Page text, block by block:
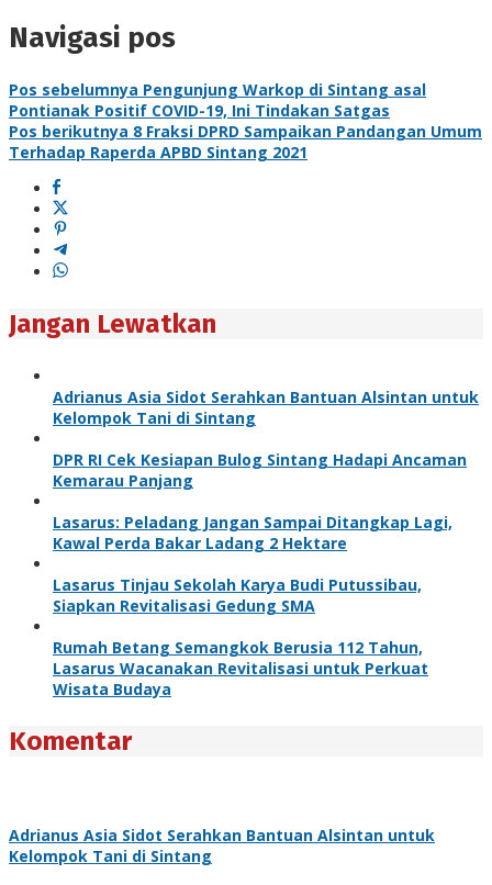
Navigasi pos
Pos sebelumnya Pengunjung Warkop di Sintang asal
Pontianak Positif COVID-19, Ini Tindakan Satgas
Pos berikutnya 8 Fraksi DPRD Sampaikan Pandangan Umum
Terhadap Raperda APBD Sintang 2021
Jangan Lewatkan
Adrianus Asia Sidot Serahkan Bantuan Alsintan untuk
Kelompok Tani di Sintang
DPR RI Cek Kesiapan Bulog Sintang Hadapi Ancaman
Kemarau Panjang
Lasarus: Peladang Jangan Sampai Ditangkap Lagi,
Kawal Perda Bakar Ladang 2 Hektare
Lasarus Tinjau Sekolah Karya Budi Putussibau,
Siapkan Revitalisasi Gedung SMA
Rumah Betang Semangkok Berusia 112 Tahun,
Lasarus Wacanakan Revitalisasi untuk Perkuat
Wisata Budaya
Komentar
Adrianus Asia Sidot Serahkan Bantuan Alsintan untuk
Kelompok Tani di Sintang